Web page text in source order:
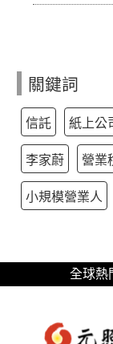
關鍵詞
信託 紙上公
李家蔚 營業
小規模營業人
全球熱